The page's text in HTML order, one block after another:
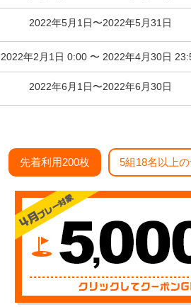
2022年5月1日〜2022年5月31日
2022年2月1日 0:00 〜 2022年4月30日
2022年6月1日〜2022年6月30日
先着利用200枚 5組18名以上